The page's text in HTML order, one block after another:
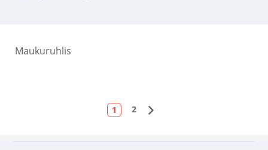
Maukuruhlis
1 2